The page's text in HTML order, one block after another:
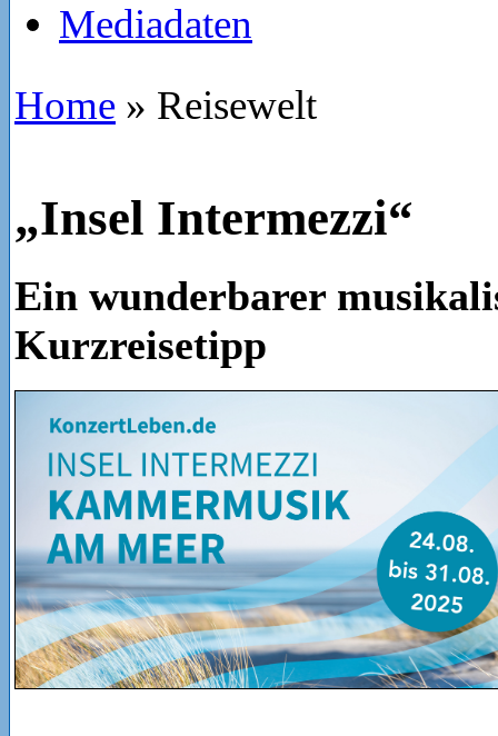
Mediadaten
Home » Reisewelt
„Insel Intermezzi“
Ein wunderbarer
Kurzreisetipp